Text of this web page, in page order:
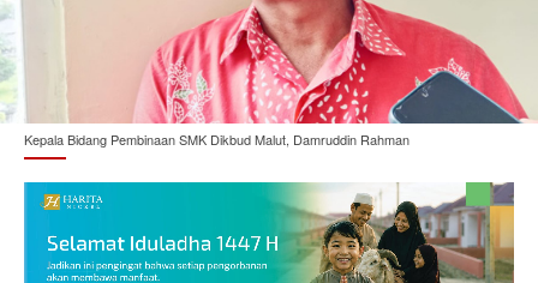
Kepala Bidang Pembinaan SMK Dikbud Malut, Damruddin Rahman